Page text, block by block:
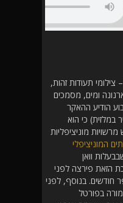
צילומי תעודות זהות,
ומים, מסמכים
הודיע ההאקר
במלזית) כי הוא
מוניציפליות
המוניציפלי
וואן
הזאת פירצה לפני
חודשים. בנוסף, לפני
בפורטל